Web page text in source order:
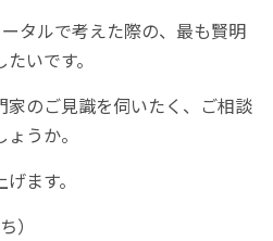
タルで考えた際の、最も賢明
いです。
のご見識を伺いたく、ご相談
うか。
ます。
）